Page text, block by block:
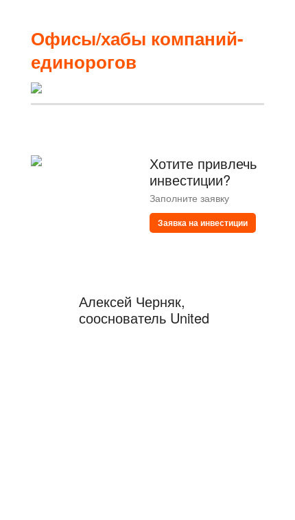
Офисы/хабы компаний-
единорогов
Хотите привлечь
инвестиции?
Заполните заявку
Заявка на инвестиции
Алексей Черняк,
сооснователь United